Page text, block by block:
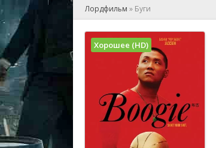
Лордфильм » Буги
Хорошее (HD)